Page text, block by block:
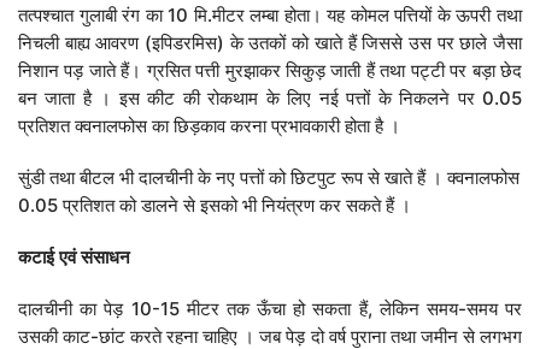
तत्पश्चात गुलाबी रंग का 10 मि.मीटर लम्बा होता। यह कोमल पत्तियों के ऊपरी तथा
निचली बाह्य आवरण (इपिडरमिस) के उतकों को खाते हैं जिससे उस पर छाले जैसा
निशान पड़ जाते हैं। ग्रसित पत्ती मुरझाकर सिकुड़ जाती हैं तथा पट्टी पर बड़ा छेद
बन जाता है । इस कीट की रोकथाम के लिए नई पत्तों के निकलने पर 0.05
प्रतिशत क्वनालफोस का छिड़काव करना प्रभावकारी होता है ।
सुंडी तथा बीटल भी दालचीनी के नए पत्तों को छिटपुट रूप से खाते हैं । क्वनालफोस
0.05 प्रतिशत को डालने से इसको भी नियंत्रण कर सकते हैं ।
कटाई एवं संसाधन
दालचीनी का पेड़ 10-15 मीटर तक ऊँचा हो सकता हैं, लेकिन समय-समय पर
उसकी काट-छांट करते रहना चाहिए । जब पेड़ दो वर्ष पुराना तथा जमीन से लगभग